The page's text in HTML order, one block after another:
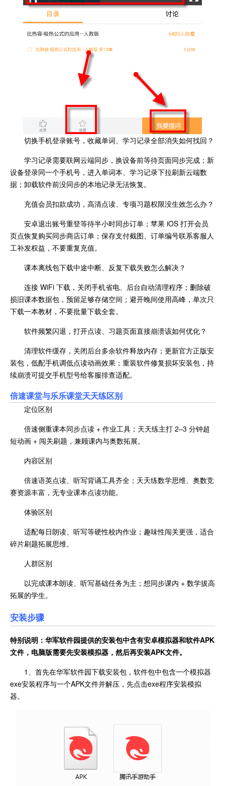
切换手机登录账号，收藏单词、学习记录全部消失如何找回？
学习记录需要联网云端同步，换设备前等待页面同步完成；新
设备登录同一个手机号，进入单词本、学习记录下拉刷新云端数
据；卸载软件前没同步的本地记录无法恢复。
充值会员扣款成功，高清点读、专项习题权限没生效怎么办？
安卓退出账号重登等待半小时同步订单；苹果 iOS 打开会员
页点恢复购买同步商店订单；保存支付截图、订单编号联系客服人
工补发权益，不要重复充值。
课本离线包下载中途中断、反复下载失败怎么解决？
连接 WiFi 下载，关闭手机省电、后台自动清理程序；删除破
损旧课本数据包，预留足够存储空间；避开晚间使用高峰，单次只
下载一本教材，不要批量下载全套。
软件频繁闪退，打开点读、习题页面直接崩溃该如何优化？
清理软件缓存，关闭后台多余软件释放内存；更新官方正版安
装包，低配手机调低点读动画效果；重装软件修复损坏安装包，持
续崩溃可提交手机型号给客服排查适配。
倍速课堂与乐乐课堂天天练区别
定位区别
倍速侧重课本同步点读 + 作业工具；天天练主打 2–3 分钟超
短动画 + 闯关刷题，兼顾课内与奥数拓展。
内容区别
倍速语英点读、听写背诵工具齐全；天天练数学思维、奥数竞
赛资源丰富，无专业课本点读功能。
体验区别
适配每日朗读、听写等硬性校内作业；趣味性闯关更强，适合
碎片刷题拓展思维。
人群区别
以完成课本朗读、听写基础任务为主；想同步课内 + 数学拔高
拓展的学生。
安装步骤
特别说明：华军软件园提供的安装包中含有安卓模拟器和软件APK
文件，电脑版需要先安装模拟器，然后再安装APK文件。
1、首先在华军软件园下载安装包，软件包中包含一个模拟器
exe安装程序与一个APK文件并解压，先点击exe程序安装模拟
器。